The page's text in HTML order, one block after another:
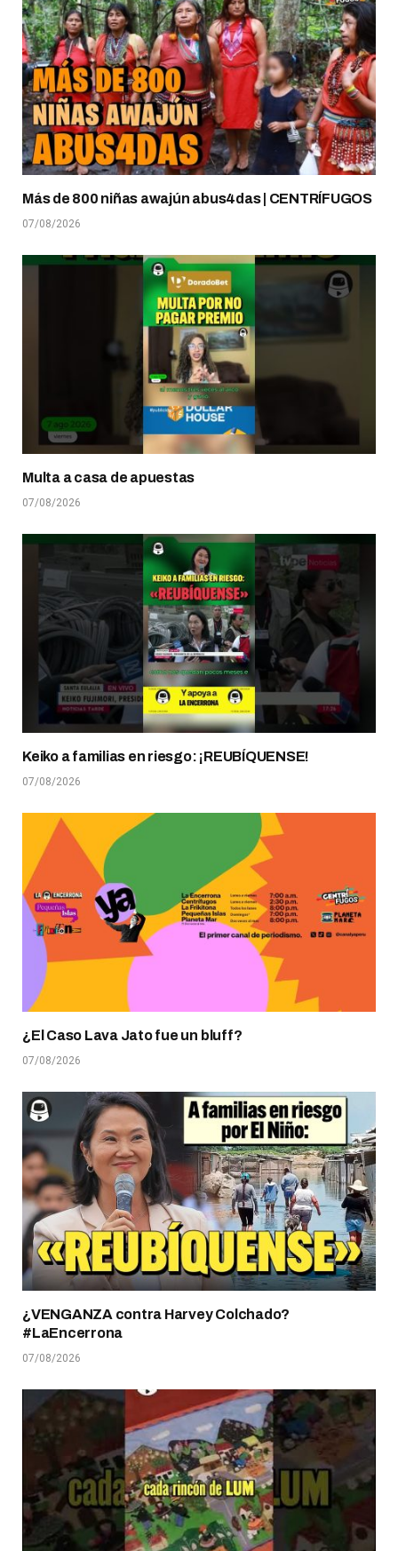
Más de 800 niñas awajún abus4das | CENTRÍFUGOS
07/08/2026
Multa a casa de apuestas
07/08/2026
Keiko a familias en riesgo: ¡REUBÍQUENSE!
07/08/2026
¿El Caso Lava Jato fue un bluff?
07/08/2026
¿VENGANZA contra Harvey Colchado?
#LaEncerrona
07/08/2026